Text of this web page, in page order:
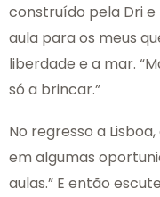
construído pela Dri e
aula para os meus
liberdade e a mar.
só a brincar.”
No regresso a
em algumas
aulas.” E então